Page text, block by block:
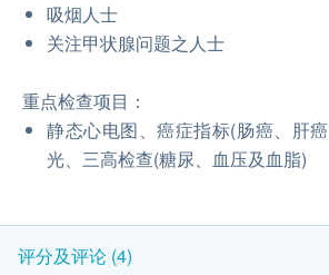
吸烟人士
关注甲状腺问题之人士
重点检查项目：
静态心电图、癌症指标(肠癌、肝
光、三高检查(糖尿、血压及血脂)
评分及评论 (4)